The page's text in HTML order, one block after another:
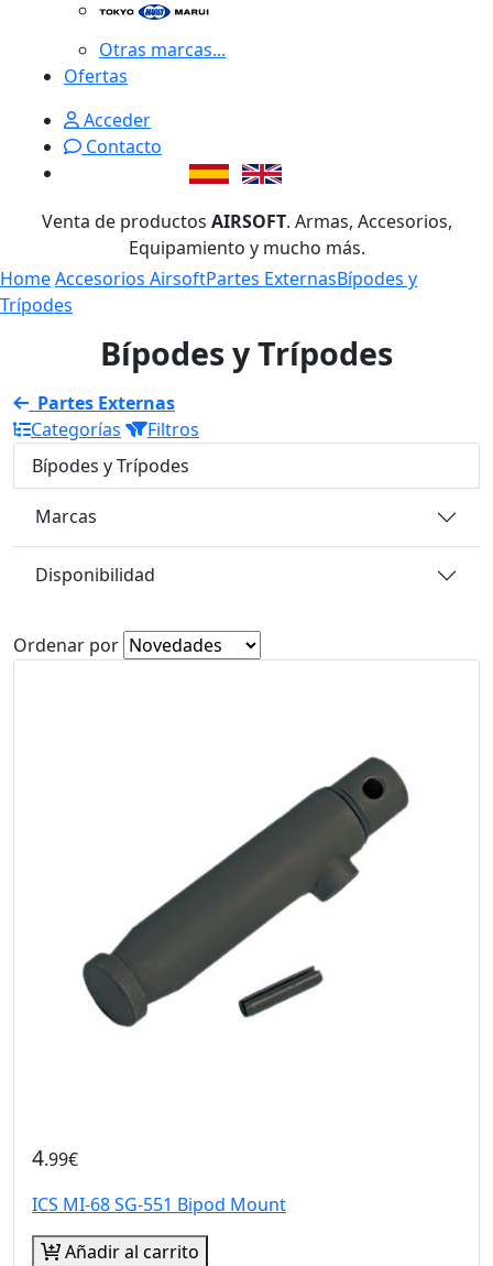
Otras marcas...
Ofertas
Acceder
Contacto
Venta de productos AIRSOFT. Armas, Accesorios,
Equipamiento y mucho más.
HomeAccesorios AirsoftPartes ExternasBípodes y
Trípodes
Bípodes y Trípodes
Partes Externas
Categorías
Filtros
Bípodes y Trípodes
Marcas
Disponibilidad
Ordenar por
4.99€
ICS MI-68 SG-551 Bipod Mount
Añadir al carrito